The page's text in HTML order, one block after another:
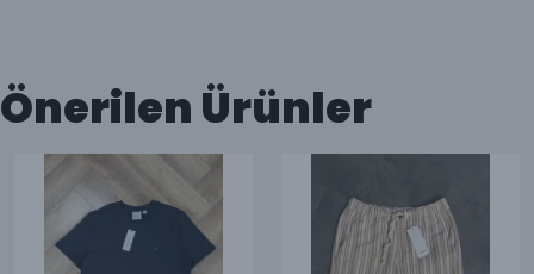
Önerilen Ürünler